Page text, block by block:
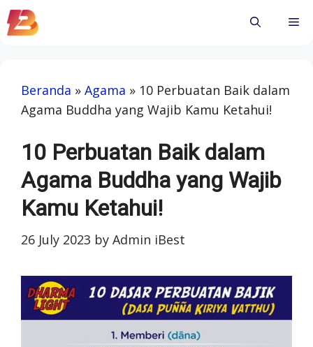
Skip
to
Beranda » Agama » 10 Perbuatan Baik dalam
Agama Buddha yang Wajib Kamu Ketahui!
10 Perbuatan Baik dalam
Agama Buddha yang Wajib
Kamu Ketahui!
26 July 2023 by Admin iBest